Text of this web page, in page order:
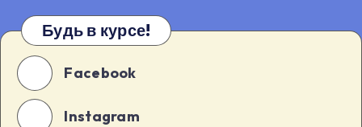
Будь в курсе!
Facebook
Instagram